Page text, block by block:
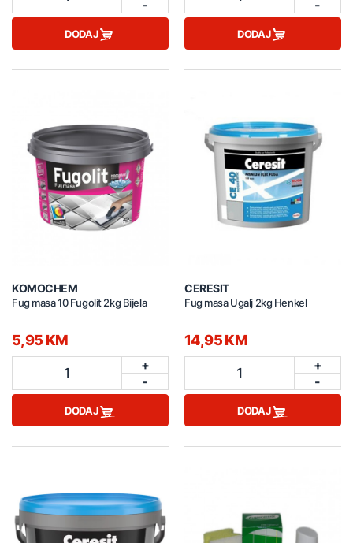
-
DODAJ
-
DODAJ
KOMOCHEM
Fug masa 10 Fugolit 2kg Bijela
5,95 KM
1
+
-
DODAJ
CERESIT
Fug masa Ugalj 2kg Henkel
14,95 KM
1
+
-
DODAJ